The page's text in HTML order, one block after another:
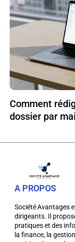
Comment
dossier par mail
A PROPOS
Société Avantages
dirigeants. Il
pratiques et des
la finance, la